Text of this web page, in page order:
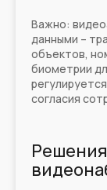
Важно:
данными –
объектов,
биометрии
согласия